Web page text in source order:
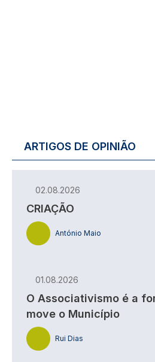
ARTIGOS DE OPINIÃO
02.08.2026
CRIAÇÃO
António Maio
01.08.2026
O Associativismo é a
move o Município
Rui Dias